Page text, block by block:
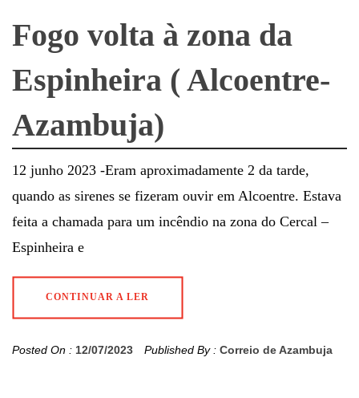
Fogo volta à zona da
Espinheira ( Alcoentre-
Azambuja)
12 junho 2023 -Eram aproximadamente 2 da tarde,
quando as sirenes se fizeram ouvir em Alcoentre. Estava
feita a chamada para um incêndio na zona do Cercal –
Espinheira e
CONTINUAR A LER
Posted On : 12/07/2023 Published By : Correio de Azambuja